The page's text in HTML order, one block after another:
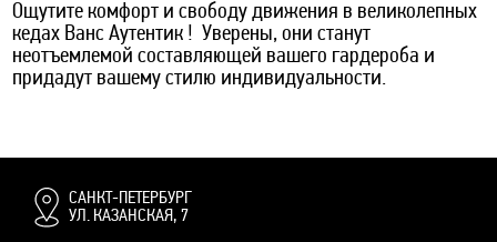
Ощутите комфорт и свободу движения в великолепных
кедах Ванс Аутентик ! Уверены, они станут
неотъемлемой составляющей вашего гардероба и
придадут вашему стилю индивидуальности.
САНКТ-ПЕТЕРБУРГ
УЛ. КАЗАНСКАЯ, 7